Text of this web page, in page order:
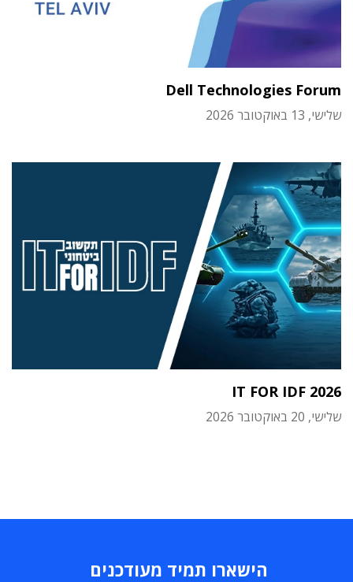
Dell Technologies Forum
שלישי, 13 באוקטובר 2026
IT FOR IDF 2026
שלישי, 20 באוקטובר 2026
הישארו תמיד מעודכנים